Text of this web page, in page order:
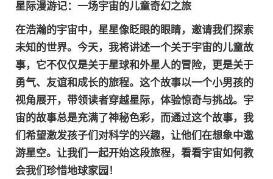
星际漫游记：一场宇宙的儿童奇幻之旅
在浩瀚的宇宙中，星星像眨眼的眼睛，邀请我们探索
未知的世界。今天，我将讲述一个关于宇宙的儿童故
事，它不仅仅是关于星球和外星人的冒险，更是关于
勇气、友谊和成长的旅程。这个故事以一个小男孩的
视角展开，带领读者穿越星际，体验惊奇与挑战。宇
宙的故事总是充满了神秘色彩，而通过这个故事，我
们希望激发孩子们对科学的兴趣，让他们在想象中遨
游星空。让我们一起开始这段旅程，看看宇宙如何教
会我们珍惜地球家园！